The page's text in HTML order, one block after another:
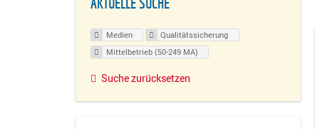
AKTUELLE SUCHE
Medien
Qualitätssicherung
Mittelbetrieb (50-249 MA)
Suche zurücksetzen